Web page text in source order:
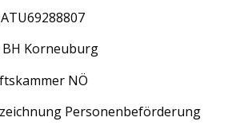
Korneuburg
NÖ
Personenbeförderung